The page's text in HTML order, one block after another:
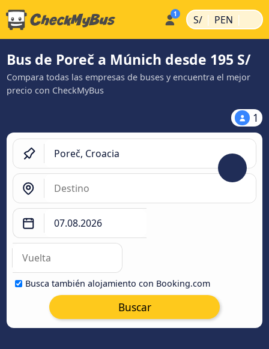
S/ | PEN |
Bus de Poreč a Múnich desde 195 S/
Compara todas las empresas de buses y encuentra el mejor
precio con CheckMyBus
1
Busca también alojamiento con Booking.com
Buscar